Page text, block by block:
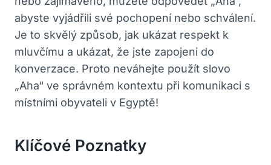
abyste vyjádřili své ‌pochopení nebo ‍schválení.
Je to skvělý způsob, jak⁢ ukázat respekt k
mluvčímu a‍ ukázat, že jste zapojeni do
konverzace. ⁤Proto neváhejte použít ‌slovo
„Aha“ ve správném kontextu ​při komunikaci s
‌místními obyvateli v Egyptě!
Klíčové Poznatky